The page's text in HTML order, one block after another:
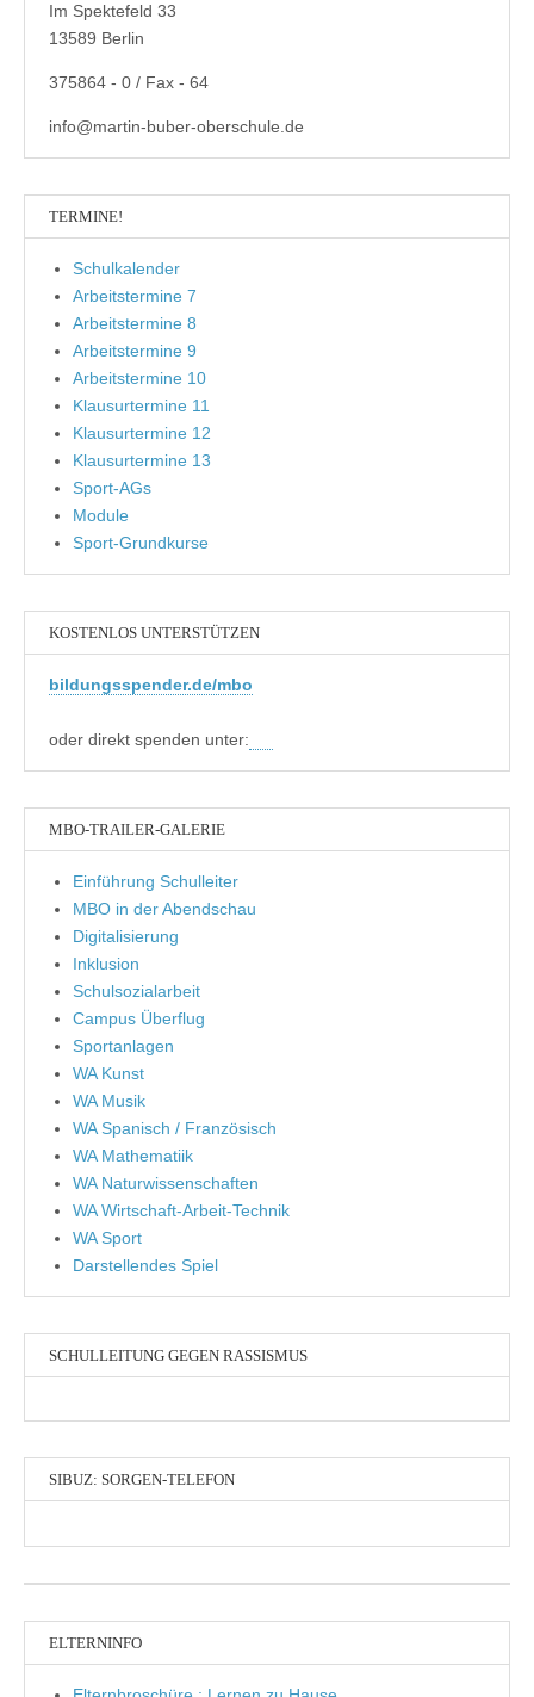
Im Spektefeld 33
13589 Berlin
375864 - 0 / Fax - 64
info@martin-buber-oberschule.de
TERMINE!
Schulkalender
Arbeitstermine 7
Arbeitstermine 8
Arbeitstermine 9
Arbeitstermine 10
Klausurtermine 11
Klausurtermine 12
Klausurtermine 13
Sport-AGs
Module
Sport-Grundkurse
KOSTENLOS UNTERSTÜTZEN
bildungsspender.de/mbo
oder direkt spenden unter:
MBO-TRAILER-GALERIE
Einführung Schulleiter
MBO in der Abendschau
Digitalisierung
Inklusion
Schulsozialarbeit
Campus Überflug
Sportanlagen
WA Kunst
WA Musik
WA Spanisch / Französisch
WA Mathematiik
WA Naturwissenschaften
WA Wirtschaft-Arbeit-Technik
WA Sport
Darstellendes Spiel
SCHULLEITUNG GEGEN RASSISMUS
SIBUZ: SORGEN-TELEFON
ELTERNINFO